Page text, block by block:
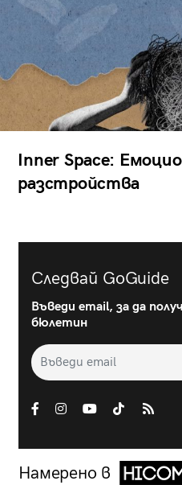
Inner Space:
разстройства
Следвай GoGuide
Въведи email, за да
бюлетин
Намерено в